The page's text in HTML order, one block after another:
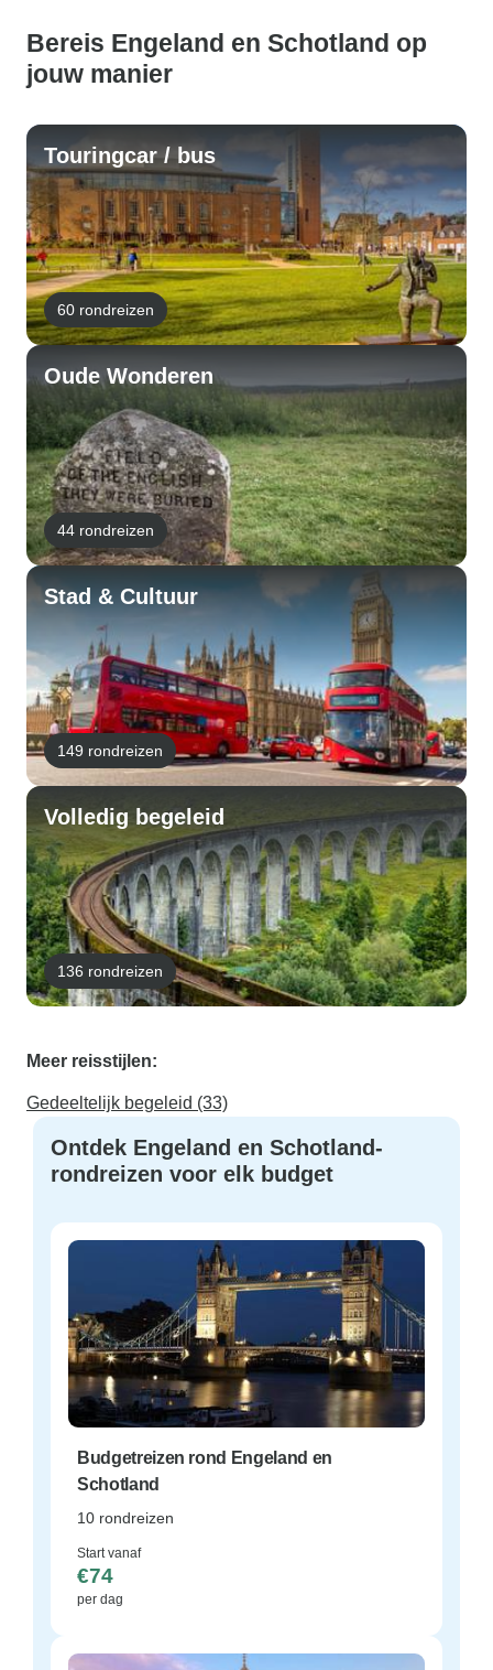
Bereis Engeland en Schotland op
jouw manier
Touringcar / bus
60 rondreizen
Oude Wonderen
44 rondreizen
Stad & Cultuur
149 rondreizen
Volledig begeleid
136 rondreizen
Meer reisstijlen:
Gedeeltelijk begeleid (33)
Ontdek Engeland en Schotland-
rondreizen voor elk budget
Budgetreizen rond Engeland en
Schotland
10 rondreizen
Start vanaf
€74
per dag